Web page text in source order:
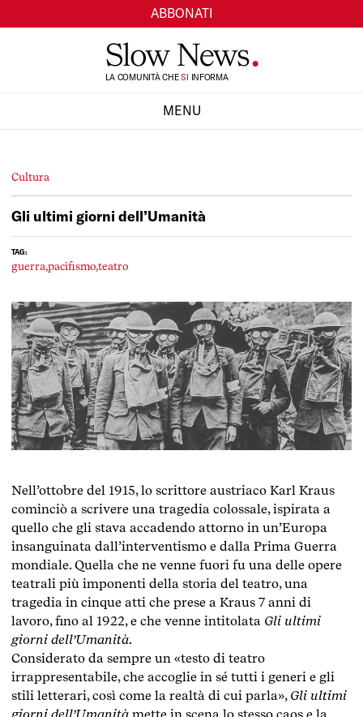
ABBONATI
LA COMUNITÀ CHE
TI
SI INFORMA
MENU
Cultura
Gli ultimi giorni dell’Umanità
TAG:
guerra,pacifismo,teatro
Nell’ottobre del 1915, lo scrittore austriaco Karl Kraus
cominciò a scrivere una tragedia colossale, ispirata a
quello che gli stava accadendo attorno in un’Europa
insanguinata dall’interventismo e dalla Prima Guerra
mondiale. Quella che ne venne fuori fu una delle opere
teatrali più imponenti della storia del teatro, una
tragedia in cinque atti che prese a Kraus 7 anni di
lavoro, fino al 1922, e che venne intitolata Gli ultimi
giorni dell’Umanità.
Considerato da sempre un «testo di teatro
irrappresentabile, che accoglie in sé tutti i generi e gli
stili letterari, così come la realtà di cui parla», Gli ultimi